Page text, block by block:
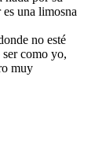
una limosna
no esté
como yo,
muy